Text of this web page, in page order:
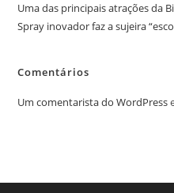
Uma das principais atrações da
Spray inovador faz a sujeira
Comentários
Um comentarista do WordPress